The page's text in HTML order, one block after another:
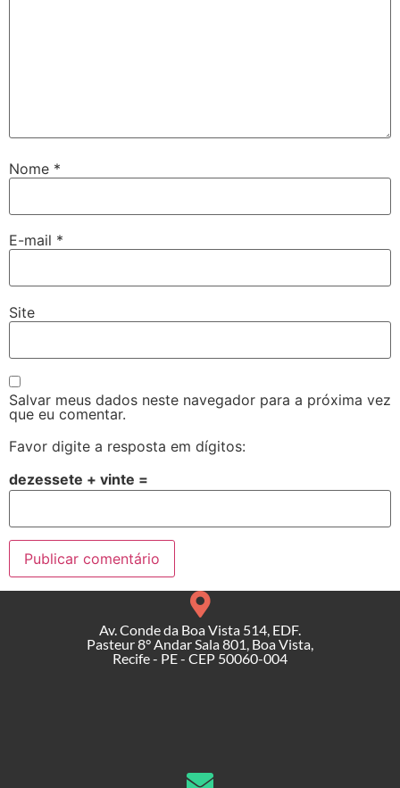
Nome *
E-mail *
Site
Salvar meus dados neste navegador para a próxima vez
que eu comentar.
Favor digite a resposta em dígitos:
dezessete + vinte =
Av. Conde da Boa Vista 514, EDF.
Pasteur 8° Andar Sala 801, Boa Vista,
Recife - PE - CEP 50060-004